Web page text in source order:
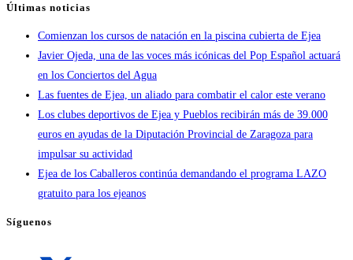
Últimas noticias
Comienzan los cursos de natación en la piscina cubierta de Ejea
Javier Ojeda, una de las voces más icónicas del Pop Español actuará
en los Conciertos del Agua
Las fuentes de Ejea, un aliado para combatir el calor este verano
Los clubes deportivos de Ejea y Pueblos recibirán más de 39.000
euros en ayudas de la Diputación Provincial de Zaragoza para
impulsar su actividad
Ejea de los Caballeros continúa demandando el programa LAZO
gratuito para los ejeanos
Síguenos